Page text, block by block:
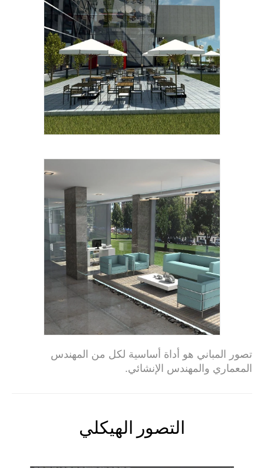
تصور المباني هو أداة أساسية لكل من المهندس
المعماري والمهندس الإنشائي.
التصور الهيكلي